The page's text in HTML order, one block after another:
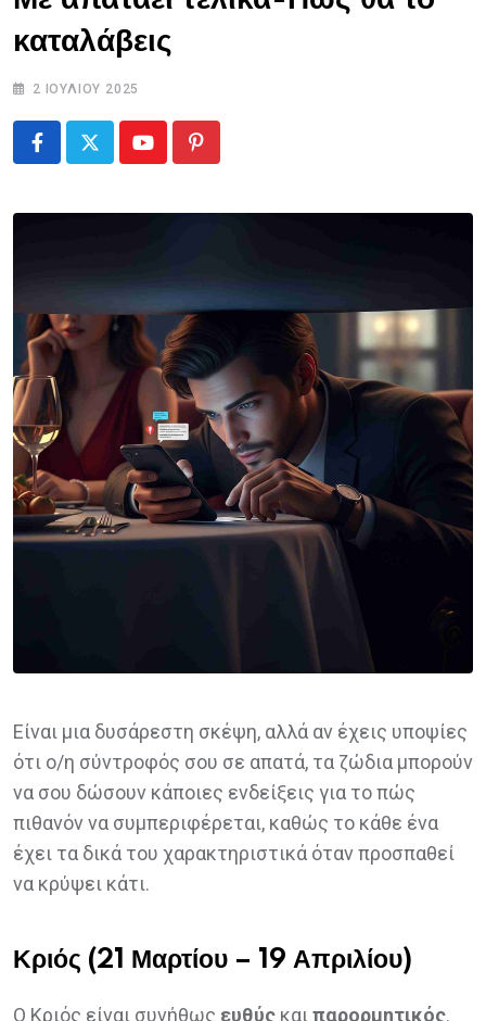
καταλάβεις
2 ΙΟΥΛΊΟΥ 2025
YoutubePinterest
Είναι μια δυσάρεστη σκέψη, αλλά αν έχεις υποψίες
ότι ο/η σύντροφός σου σε απατά, τα ζώδια μπορούν
να σου δώσουν κάποιες ενδείξεις για το πώς
πιθανόν να συμπεριφέρεται, καθώς το κάθε ένα
έχει τα δικά του χαρακτηριστικά όταν προσπαθεί
να κρύψει κάτι.
Κριός (21 Μαρτίου – 19 Απριλίου)
Ο Κριός είναι συνήθως ευθύς καιπαρορμητικός.